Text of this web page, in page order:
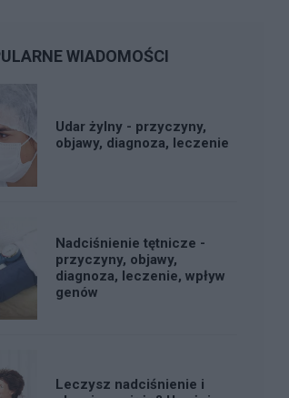
WIADOMOŚCI
Udar żylny - przyczyny,
objawy, diagnoza, leczenie
Nadciśnienie tętnicze -
przyczyny, objawy,
diagnoza, leczenie, wpływ
genów
Leczysz nadciśnienie i